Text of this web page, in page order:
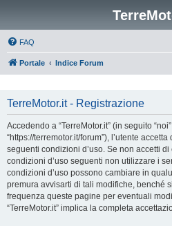
FAQ
Portale Indice Forum
TerreMotor.it - Registrazione
Accedendo a “TerreMotor.it” (in seguito
“https://terremotor.it/forum”), l’utente
seguenti condizioni d’uso. Se non accetti
condizioni d’uso seguenti non utilizzare i
condizioni d’uso possono cambiare in
premura avvisarti di tali modifiche, benché
frequenza queste pagine per eventuali
“TerreMotor.it” implica la completa